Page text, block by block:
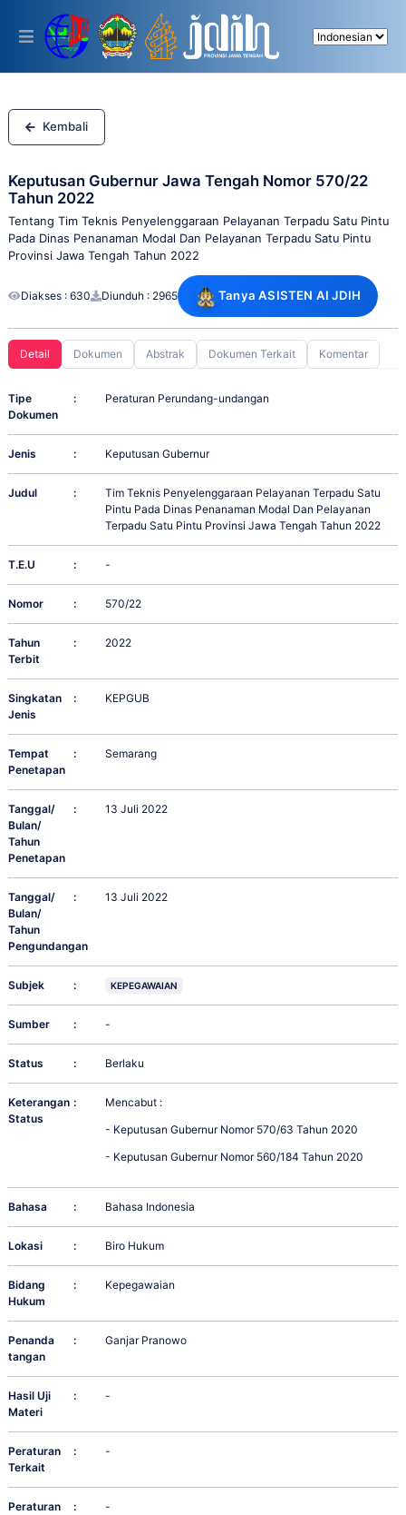
This
includes
accessibility
system.
Kembali
Keputusan Gubernur Jawa Tengah Nomor 570/22
Tahun 2022
Tentang Tim Teknis Penyelenggaraan Pelayanan Terpadu Satu Pintu
Pada Dinas Penanaman Modal Dan Pelayanan Terpadu Satu Pintu
Provinsi Jawa Tengah Tahun 2022
Diakses : 630 Diunduh : 2965 Tanya ASISTEN AI JDIH
Detail Dokumen Abstrak Dokumen Terkait Komentar
Tipe
Dokumen
: Peraturan Perundang-undangan
Jenis : Keputusan Gubernur
Judul :
Tim Teknis Penyelenggaraan Pelayanan Terpadu Satu
Pintu Pada Dinas Penanaman Modal Dan Pelayanan
Terpadu Satu Pintu Provinsi Jawa Tengah Tahun 2022
T.E.U : -
Nomor : 570/22
Tahun
Terbit
: 2022
Singkatan
Jenis
: KEPGUB
Tempat
Penetapan
: Semarang
Tanggal/
Bulan/
Tahun
Penetapan
: 13 Juli 2022
Tanggal/
Bulan/
Tahun
Pengundangan
: 13 Juli 2022
Subjek : KEPEGAWAIAN
Sumber : -
Status : Berlaku
Keterangan
Status
:
Mencabut :
- Keputusan Gubernur Nomor 570/63 Tahun 2020
- Keputusan Gubernur Nomor 560/184 Tahun 2020
Bahasa : Bahasa Indonesia
Lokasi : Biro Hukum
Bidang
Hukum
: Kepegawaian
Penanda
tangan
: Ganjar Pranowo
Hasil Uji
Materi
: -
Peraturan
Terkait
: -
Peraturan
: -